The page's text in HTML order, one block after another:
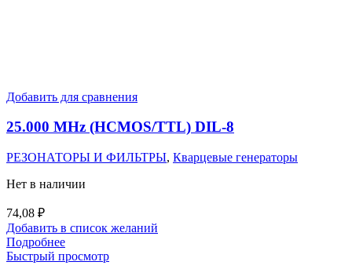
Добавить для сравнения
25.000 MHz (HCMOS/TTL) DIL-8
РЕЗОНАТОРЫ И ФИЛЬТРЫ, Кварцевые генераторы
Нет в наличии
74,08 ₽
Добавить в список желаний
Подробнее
Быстрый просмотр